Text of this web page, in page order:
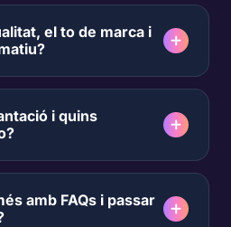
el to de marca i
i quins
amb FAQs i passar